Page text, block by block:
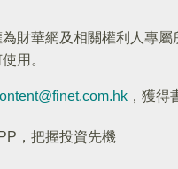
財華網及相關權利人專屬
用。
，獲得
，把握投資先機